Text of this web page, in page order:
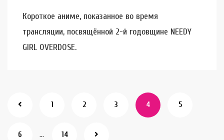
Короткое аниме, показанное во время
трансляции, посвящённой 2-й годовщине NEEDY
GIRL OVERDOSE.
1 2 3 4 5
6 … 14